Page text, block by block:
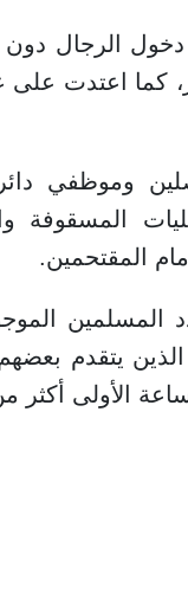
كما اعتدت على
وموظفي
المقتحمين.
المسلمين
أكثر من 200